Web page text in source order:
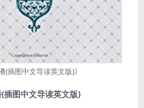
(插图中文导读英文版)》
插图中文导读英文版)